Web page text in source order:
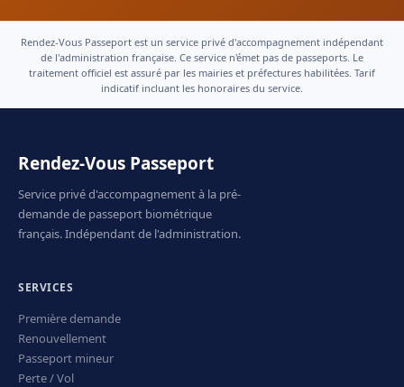
Rendez-Vous Passeport est un service privé d'accompagnement indépendant
de l'administration française. Ce service n'émet pas de passeports. Le
traitement officiel est assuré par les mairies et préfectures habilitées. Tarif
indicatif incluant les honoraires du service.
Rendez-Vous Passeport
Service privé d'accompagnement à la pré-
demande de passeport biométrique
français. Indépendant de l'administration.
SERVICES
Première demande
Renouvellement
Passeport mineur
Perte / Vol